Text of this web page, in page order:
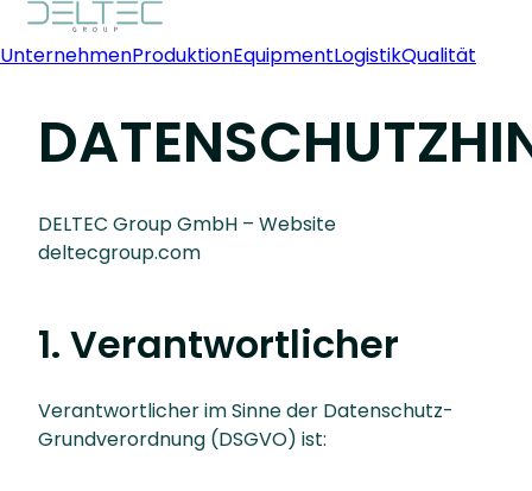
UnternehmenProduktionEquipmentLogistikQualität
DELTEC Group GmbH – Website
deltecgroup.com
1. Verantwortlicher
Verantwortlicher im Sinne der Datenschutz-
Grundverordnung (DSGVO) ist: